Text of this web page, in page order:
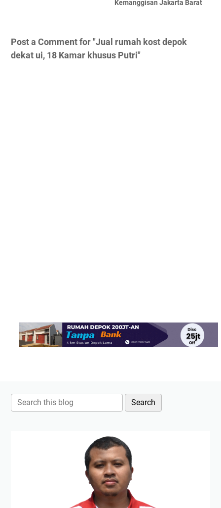
Kemanggisan Jakarta Barat
Post a Comment for "Jual rumah kost depok
dekat ui, 18 Kamar khusus Putri"